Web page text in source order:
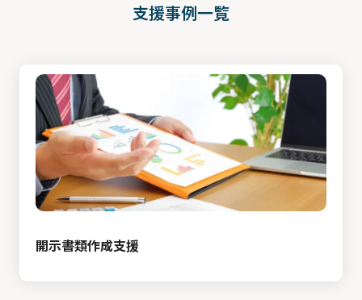
支援事例一覧
開示書類作成支援